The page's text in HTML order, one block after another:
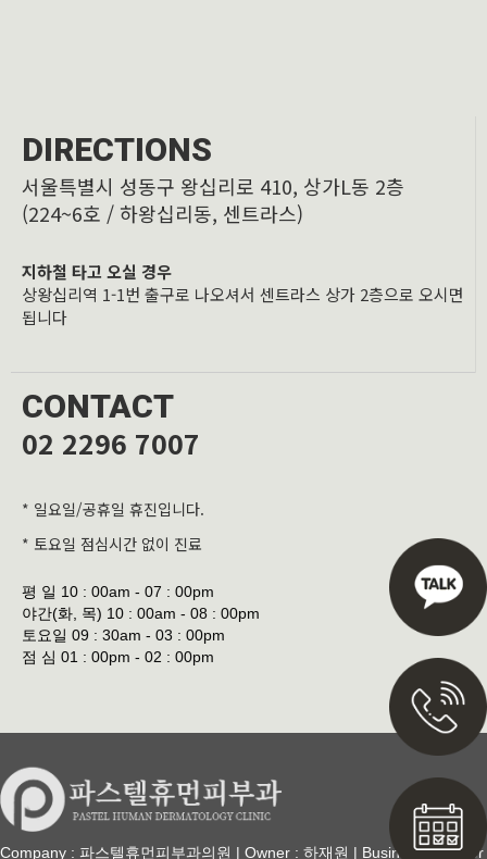
DIRECTIONS
서울특별시 성동구 왕십리로 410, 상가L동 2층
(224~6호 / 하왕십리동, 센트라스)
지하철 타고 오실 경우
상왕십리역 1-1번 출구로 나오셔서 센트라스 상가 2층으로 오시면
됩니다
CONTACT
02 2296 7007
* 일요일/공휴일 휴진입니다.
* 토요일 점심시간 없이 진료
평 일 10 : 00am - 07 : 00pm
야간(화, 목) 10 : 00am - 08 : 00pm
토요일 09 : 30am - 03 : 00pm
점 심 01 : 00pm - 02 : 00pm
Company : 파스텔휴먼피부과의원 | Owner : 하재원 | Business Number